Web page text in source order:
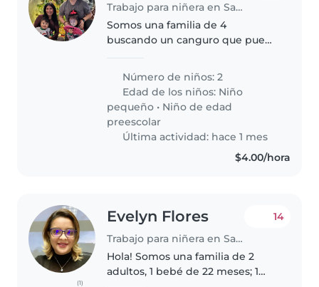
Trabajo para niñera en Santa Tecla
Somos una familia de 4
buscando un canguro que pueda
cariñosas, energéticas y muy
creativas, una en edad
preescolar y otra en edad de
guardería. Esperamos..
Número de niños: 2
Edad de los niños: Niño
pequeño • Niño de edad
preescolar
Última actividad: hace 1 mes
$4.00/hora
(1)
Evelyn Flores
Trabajo para niñera en Santa Tecla
14
Hola! Somos una familia de 2
adultos, 1 bebé de 22 meses; 1